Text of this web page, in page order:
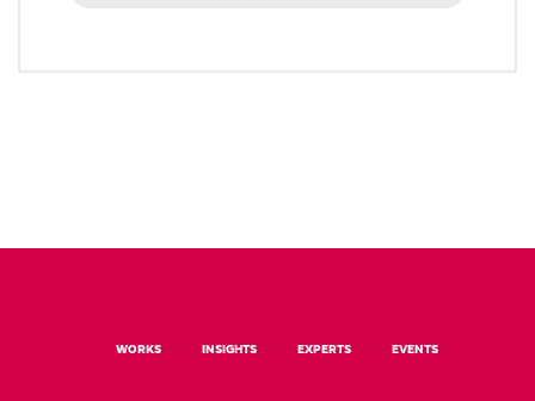
WORKS INSIGHTS EXPERTS EVENTS